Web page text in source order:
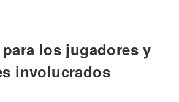
los jugadores y
involucrados